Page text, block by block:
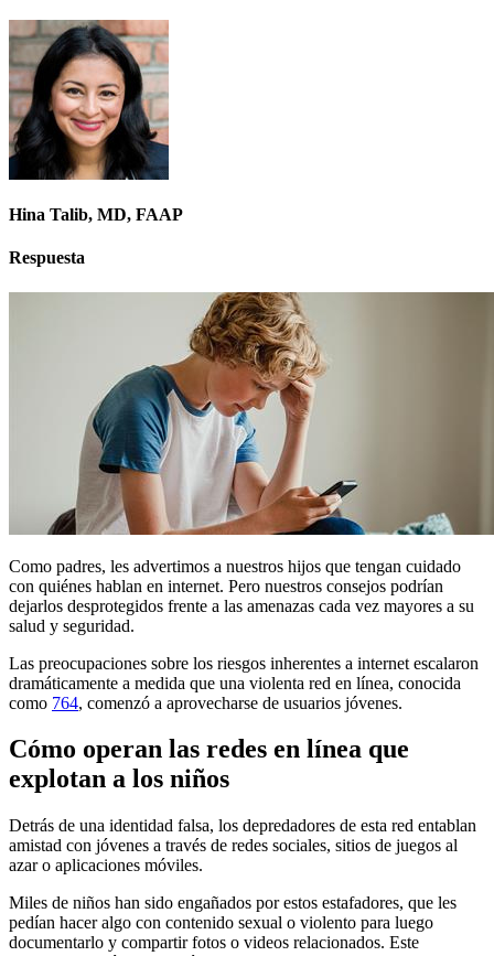
Hina Talib, MD, FAAP
Respuesta
Como padres, les advertimos a nuestros hijos que tengan cuidado
con quiénes hablan en internet. Pero nuestros consejos podrían
dejarlos desprotegidos frente a las amenazas cada vez mayores a su
salud y seguridad.
Las preocupaciones sobre los riesgos inherentes a internet escalaron
dramáticamente a medida que una violenta red en línea, conocida
como 764, comenzó a aprovecharse de usuarios jóvenes.
Cómo operan las redes en línea que
explotan a los niños
Detrás de una identidad falsa, los depredadores de esta red entablan
amistad con jóvenes a través de redes sociales, sitios de juegos al
azar o aplicaciones móviles.
Miles de niños han sido engañados por estos estafadores, que les
pedían hacer algo con contenido sexual o violento para luego
documentarlo y compartir fotos o videos relacionados. Este